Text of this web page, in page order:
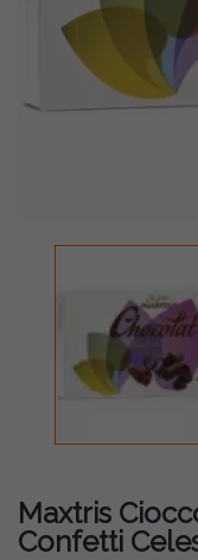
Maxtris
Confetti